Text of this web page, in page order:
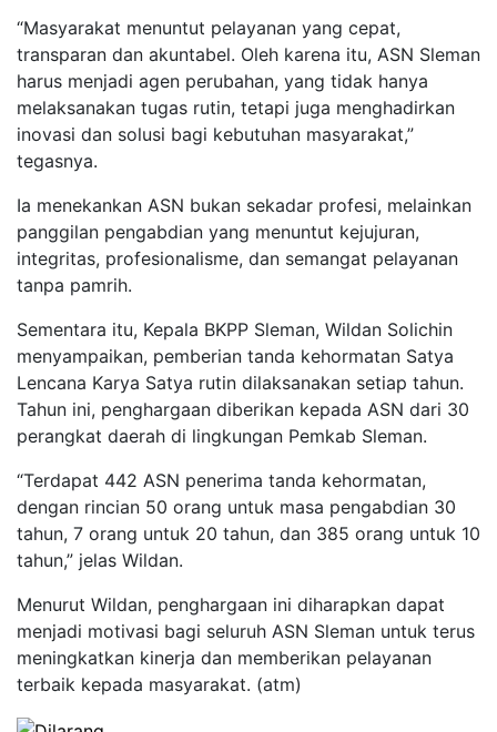
“Masyarakat menuntut pelayanan yang cepat,
transparan dan akuntabel. Oleh karena itu, ASN Sleman
harus menjadi agen perubahan, yang tidak hanya
melaksanakan tugas rutin, tetapi juga menghadirkan
inovasi dan solusi bagi kebutuhan masyarakat,”
tegasnya.
Ia menekankan ASN bukan sekadar profesi, melainkan
panggilan pengabdian yang menuntut kejujuran,
integritas, profesionalisme, dan semangat pelayanan
tanpa pamrih.
Sementara itu, Kepala BKPP Sleman, Wildan Solichin
menyampaikan, pemberian tanda kehormatan Satya
Lencana Karya Satya rutin dilaksanakan setiap tahun.
Tahun ini, penghargaan diberikan kepada ASN dari 30
perangkat daerah di lingkungan Pemkab Sleman.
“Terdapat 442 ASN penerima tanda kehormatan,
dengan rincian 50 orang untuk masa pengabdian 30
tahun, 7 orang untuk 20 tahun, dan 385 orang untuk 10
tahun,” jelas Wildan.
Menurut Wildan, penghargaan ini diharapkan dapat
menjadi motivasi bagi seluruh ASN Sleman untuk terus
meningkatkan kinerja dan memberikan pelayanan
terbaik kepada masyarakat. (atm)